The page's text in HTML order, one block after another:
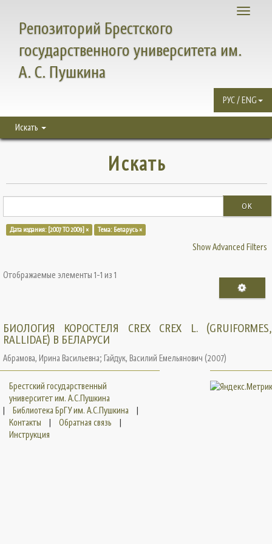
Toggle
Репозиторий Брестского
государственного университета им.
А. С. Пушкина
РУС / ENG
Искать
Искать
OK
Дата издания: [2007 TO 2009] × Тема: Беларусь ×
Show Advanced Filters
Отображаемые элементы 1-1 из 1
БИОЛОГИЯ КОРОСТЕЛЯ CREX CREX L. (GRUIFORMES,
RALLIDAE) В БЕЛАРУСИ
Абрамова, Ирина Васильевна; Гайдук, Василий Емельянович (2007)
Брестский государственный
университет им. А.С.Пушкина
|
Библиотека БрГУ им. А.С.Пушкина
|
Контакты
| Обратная связь
|
Инструкция